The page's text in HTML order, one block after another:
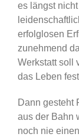
es längst
erfolglosen
zunehmend
Werkstatt soll
das Leben
Dann gesteht
aus der Bahn
noch nie